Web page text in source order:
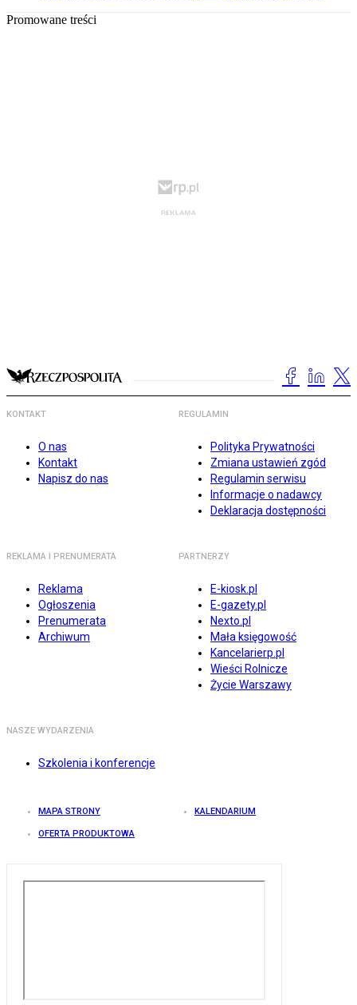
Promowane treści
KONTAKT
O nas
Kontakt
Napisz do nas
REGULAMIN
Polityka Prywatności
Zmiana ustawień zgód
Regulamin serwisu
Informacje o nadawcy
Deklaracja dostępności
REKLAMA I PRENUMERATA
Reklama
Ogłoszenia
Prenumerata
Archiwum
PARTNERZY
E-kiosk.pl
E-gazety.pl
Nexto.pl
Mała księgowość
Kancelarierp.pl
Wieści Rolnicze
Życie Warszawy
NASZE WYDARZENIA
Szkolenia i konferencje
MAPA STRONY KALENDARIUM
OFERTA PRODUKTOWA